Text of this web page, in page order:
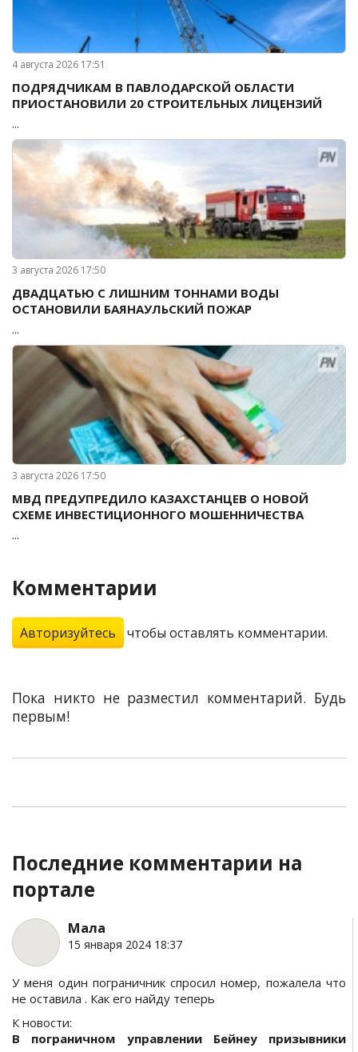
4 августа 2026 17:51
ПОДРЯДЧИКАМ В ПАВЛОДАРСКОЙ ОБЛАСТИ
ПРИОСТАНОВИЛИ 20 СТРОИТЕЛЬНЫХ ЛИЦЕНЗИЙ
...
3 августа 2026 17:50
ДВАДЦАТЬЮ С ЛИШНИМ ТОННАМИ ВОДЫ
ОСТАНОВИЛИ БАЯНАУЛЬСКИЙ ПОЖАР
...
3 августа 2026 17:50
МВД ПРЕДУПРЕДИЛО КАЗАХСТАНЦЕВ О НОВОЙ
СХЕМЕ ИНВЕСТИЦИОННОГО МОШЕННИЧЕСТВА
...
Комментарии
Авторизуйтесь чтобы оставлять комментарии.
Пока никто не разместил комментарий. Будь
первым!
Последние комментарии на
портале
Мала
15 января 2024 18:37
У меня один пограничник спросил номер, пожалела что
не оставила . Как его найду теперь
К новости:
В пограничном управлении Бейнеу призывники